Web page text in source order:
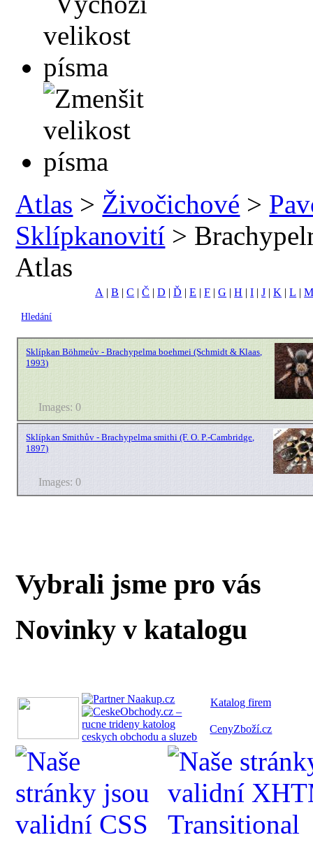
Atlas > Živočichové >
Sklípkanovití >
Atlas
A |B |C |Č |D |Ď |E |F |G |H |I |J |K |L |
Hledání
Sklípkan Böhmeův - Brachypelma boehmei (Schmidt & Klaas,
1993)
Images: 0
Sklípkan Smithův - Brachypelma smithi (F. O. P.-Cambridge,
1897)
Images: 0
Vybrali jsme pro vás
Novinky v katalogu
Katalog firem
CenyZboží.cz